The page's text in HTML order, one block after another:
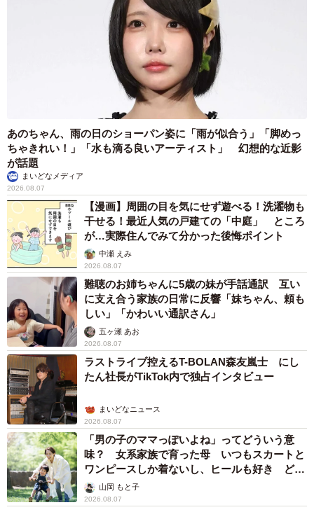
私自身はe-sports業界から身を引いてもう二年になるのです
が、今回のツイートで自分の活動を思い返せましたし、先
日は有名プレイヤーさんが動画で当時の私の活動のこと話
してくださりました。
カッコいいゲーマーとダサいゲーマー
あの時の活動は無駄じゃなかったのかなと少しだけ思える
ようになりました。
◇ ◇
登場当時から絶大な人気を博したアーケードゲームやテレ
ビゲームだが、それが社会的にまっとうな趣味として地位
を確立するまでになお数十年を要したというのは人間の意
識のあり方を考える上で興味深い。
なお、ぷらいむさんは自らゲームへの姿勢を反映した
あのちゃん、雨の日のショーパン姿に「雨が似合う」「脚めっ
ちゃきれい！」「水も滴る良いアーティスト」 幻想的な近影
が話題
まいどなメディア
2026.08.07
【漫画】周囲の目を気にせず遊べる！洗濯物も
干せる！最近人気の戸建ての「中庭」 ところ
が…実際住んでみて分かった後悔ポイント
中瀬 えみ
2026.08.07
難聴のお姉ちゃんに5歳の妹が手話通訳 互い
に支え合う家族の日常に反響「妹ちゃん、頼も
しい」「かわいい通訳さん」
五ヶ瀬 あお
2026.08.07
ラストライブ控えるT-BOLAN森友嵐士 にし
たん社長がTikTok内で独占インタビュー
まいどなニュース
2026.08.07
「男の子のママっぽいよね」ってどういう意
味？ 女系家族で育った母 いつもスカートと
ワンピースしか着ないし、ヒールも好き どの
へんが…
山岡 もと子
2026.08.07